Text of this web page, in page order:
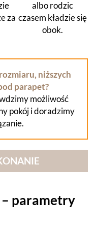
za
albo rodzic
czasem kładzie się
obok.
niższych
parapet?
możliwość
pokój i doradzimy
– parametry